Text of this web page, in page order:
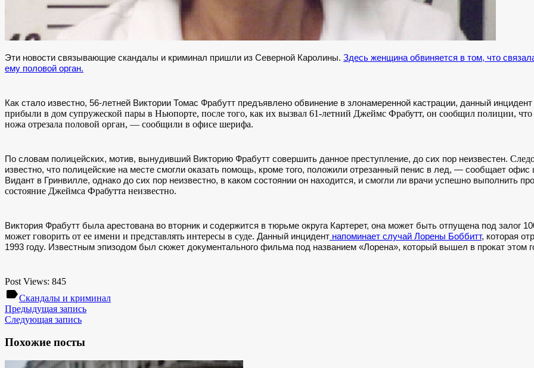
Эти новости связывающие скандалы и криминал пришли из Северной Каролины. Здесь женщина обвиняется в том, что
ему половой орган.
Как стало известно, 56-летней Виктории Томас Фрабутт предъявлено обвинение в злонамеренной кастрации, данный
прибыли в дом супружеской пары в Ньюпорте, после того, как их вызвал 61-летний Джеймс Фрабутт, он сообщил полиции,
ножа отрезала половой орган, — сообщили в офисе шерифа.
По словам полицейских, мотив, вынудивший Викторию Фрабутт совершить данное преступление, до сих пор неизвестен.
известно, что полицейские на месте смогли оказать помощь, кроме того, положили отрезанный пенис в лед, — сообщает
Видант в Гринвилле, однако до сих пор неизвестно, в каком состоянии он находится, и смогли ли врачи успешно выполнить
состояние Джеймса Фрабутта неизвестно.
Виктория Фрабутт была арестована во вторник и содержится в тюрьме округа Картерет, она может быть отпущена под залог
может говорить от ее имени и представлять интересы в суде. Данный инцидент напоминает случай Лорены Боббитт, которая
1993 году. Известным эпизодом был сюжет документального фильма под названием «Лорена», который вышел в прокат этом
Post Views: 845
labelСкандалы и криминал
Предыдущая запись
Следующая запись
Похожие посты